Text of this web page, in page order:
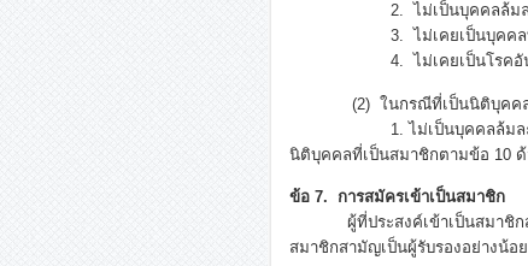
2. ไม่เป็นบุคคลล้มละลาย บุ
3. ไม่เคยเป็นบุคคลที่เคยต้อ
4. ไม่เคยเป็นโรคอันพึง
(2) ในกรณีที่เป็นนิติบุคค
1. ไม่เป็นบุคคลล้มละลาย ให้
นิติบุคคลที่เป็นสมาชิกตามข้อ 10 ด้
ข้อ 7. การสมัครเข้าเป็นสมาชิก
ผู้ที่ประสงค์เข้าเป็นสมาชิกสา
สมาชิกสามัญเป็นผู้รับรองอย่างน้อ